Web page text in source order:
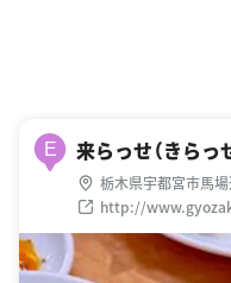
E 来らっせ（きらっ
栃木県宇都宮市馬
テ ラパーク宇都宮
http://